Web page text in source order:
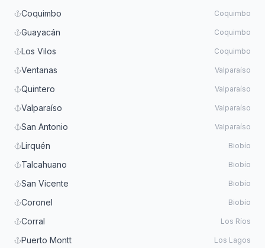
Coquimbo Coquimbo
Guayacán Coquimbo
Los Vilos Coquimbo
Ventanas Valparaíso
Quintero Valparaíso
Valparaíso Valparaíso
San Antonio Valparaíso
Lirquén Biobío
Talcahuano Biobío
San Vicente Biobío
Coronel Biobío
Corral Los Ríos
Puerto Montt Los Lagos